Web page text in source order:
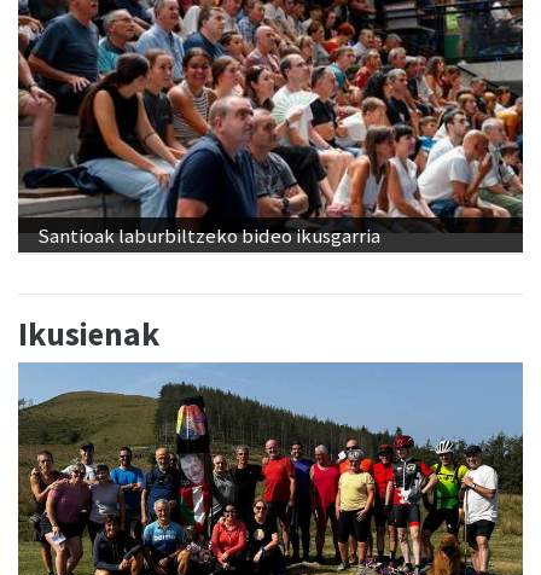
Santioak laburbiltzeko bideo ikusgarria
Ikusienak